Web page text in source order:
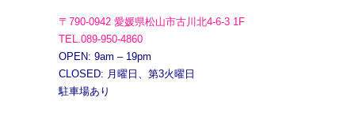
〒790-0942 愛媛県松山市古川北4-6-3 1F
TEL.089-950-4860
OPEN: 9am – 19pm
CLOSED: 月曜日、第3火曜日
駐車場あり